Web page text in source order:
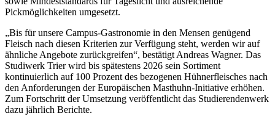
Pickmöglichkeiten umgesetzt.
„Bis für unsere Campus-Gastronomie in den Mensen genügend
Fleisch nach diesen Kriterien zur Verfügung steht, werden wir auf
ähnliche Angebote zurückgreifen“, bestätigt Andreas Wagner. Das
Studiwerk Trier wird bis spätestens 2026 sein Sortiment
kontinuierlich auf 100 Prozent des bezogenen Hühnerfleisches nach
den Anforderungen der Europäischen Masthuhn-Initiative erhöhen.
Zum Fortschritt der Umsetzung veröffentlicht das Studierendenwerk
dazu jährlich Berichte.